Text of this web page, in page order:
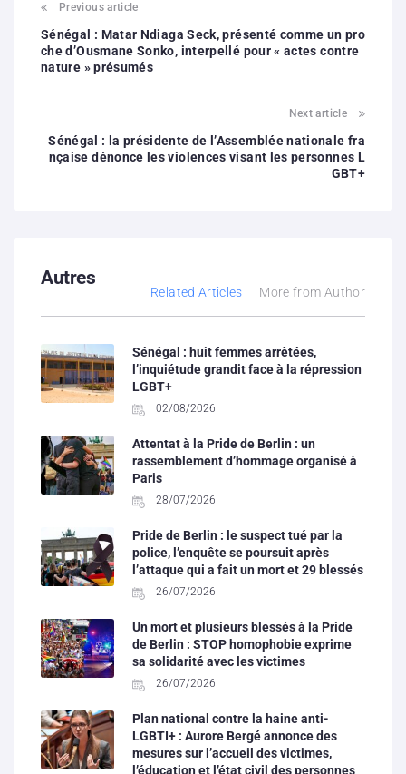
Previous article
Sénégal : Matar Ndiaga Seck, présenté comme un pro
che d’Ousmane Sonko, interpellé pour « actes contre
nature » présumés
Next article
Sénégal : la présidente de l’Assemblée nationale fra
nçaise dénonce les violences visant les personnes L
GBT+
Autres
Related Articles More from Author
Sénégal : huit femmes arrêtées,
l’inquiétude grandit face à la répression
LGBT+
02/08/2026
Attentat à la Pride de Berlin : un
rassemblement d’hommage organisé à
Paris
28/07/2026
Pride de Berlin : le suspect tué par la
police, l’enquête se poursuit après
l’attaque qui a fait un mort et 29 blessés
26/07/2026
Un mort et plusieurs blessés à la Pride
de Berlin : STOP homophobie exprime
sa solidarité avec les victimes
26/07/2026
Plan national contre la haine anti-
LGBTI+ : Aurore Bergé annonce des
mesures sur l’accueil des victimes,
l’éducation et l’état civil des personnes